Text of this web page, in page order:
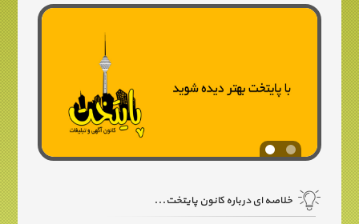
خلاصه ای درباره کانون پایتخت...